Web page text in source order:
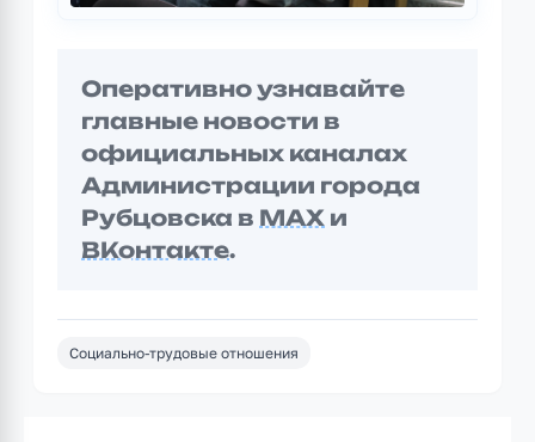
Оперативно узнавайте
главные новости в
официальных каналах
Администрации города
Рубцовска в MAX и
ВКонтакте.
Социально-трудовые отношения